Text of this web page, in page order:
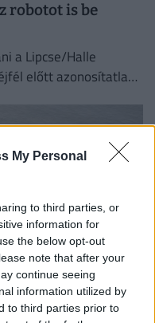
My Personal
to third parties, or
information for
the below opt-out
note that after your
continue seeing
information utilized by
to third parties prior to
robotot is be
a Lipcse/Halle
előtt azonosítatlan
láttak